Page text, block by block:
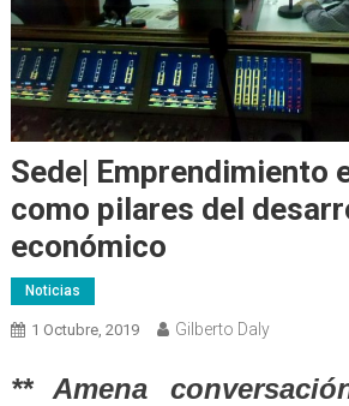
Sede| Emprendimiento
como pilares del
económico
Noticias
1 Octubre, 2019 Gilberto Daly
** Amena